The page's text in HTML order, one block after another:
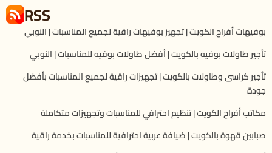
RSS
بوفيهات أفراح الكويت | تجهيز بوفيهات راقية لجميع المناسبات | النوبي
تأجير طاولات بوفيه بالكويت | أفضل طاولات بوفيه للمناسبات | النوبي
تأجير كراسى وطاولات بالكويت | تجهيزات راقية لجميع المناسبات بأفضل
جودة
مكاتب أفراح الكويت | تنظيم احترافي للمناسبات وتجهيزات متكاملة
صبابين قهوة بالكويت | ضيافة عربية احترافية للمناسبات بخدمة راقية